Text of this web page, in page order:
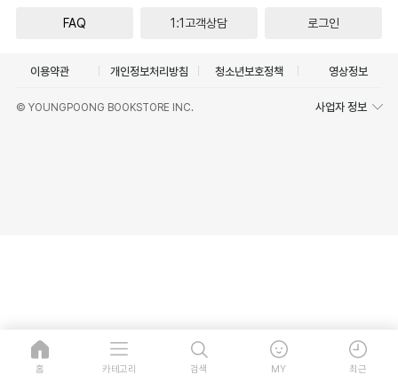
FAQ 1:1고객상담 로그인
이용약관 개인정보처리방침 청소년보호정책 영상정보
© YOUNGPOONG BOOKSTORE INC. 사업자 정보
홈 카테고리 검색 MY 최근